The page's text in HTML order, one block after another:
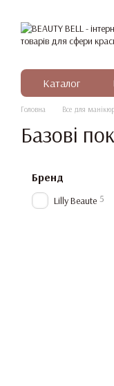
Каталог
Головна Все для
Базові
Бренд
Lilly Beaute 5